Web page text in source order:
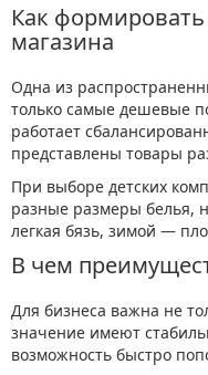
Как
магазина
Одна из
только самые дешевые
работает
представлены товары
При выборе детских
разные размеры белья,
легкая бязь, зимой —
В чем
Для бизнеса важна не
значение имеют
возможность быстро